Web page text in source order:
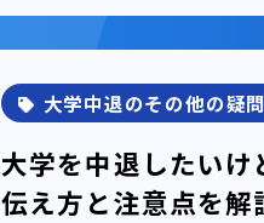
大学中退のその他の疑問
大学を中退したいけ
伝え方と注意点を解